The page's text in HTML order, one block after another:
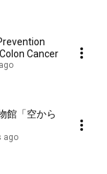
Cancer
館「空から
ago